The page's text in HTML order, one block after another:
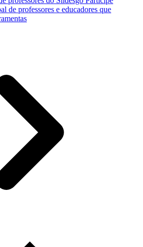
de professores e educadores que